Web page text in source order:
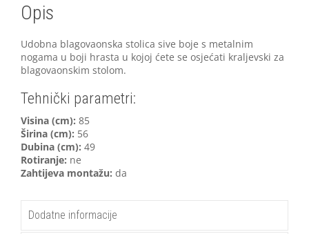
Opis
Udobna blagovaonska stolica sive boje s metalnim
nogama u boji hrasta u kojoj ćete se osjećati kraljevski za
blagovaonskim stolom.
Tehnički parametri:
Visina (cm): 85
Širina (cm): 56
Dubina (cm): 49
Rotiranje: ne
Zahtijeva montažu: da
Dodatne informacije